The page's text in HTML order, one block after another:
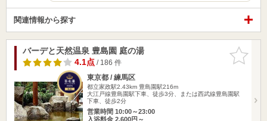
関連情報から探す
お気に入
りに追加
バーデと天然温泉 豊島園 庭の湯
4.1点/ 186 件
東京都 / 練馬区
都立家政駅2.43km 豊島園駅216m
大江戸線豊島園駅下車、徒歩3分、または西武線豊島園駅
下車、徒歩2分
営業時間 10:00～23:00
入浴料金 2,600円～